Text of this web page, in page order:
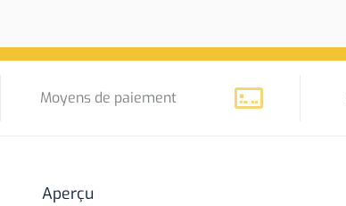
Moyens de paiement
Aperçu